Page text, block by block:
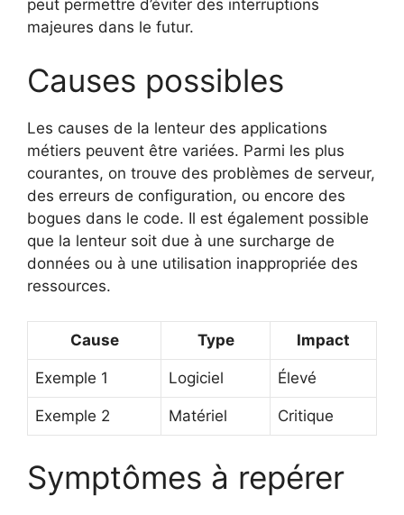
peut permettre d’éviter des interruptions
majeures dans le futur.
Causes possibles
Les causes de la lenteur des applications
métiers peuvent être variées. Parmi les plus
courantes, on trouve des problèmes de serveur,
des erreurs de configuration, ou encore des
bogues dans le code. Il est également possible
que la lenteur soit due à une surcharge de
données ou à une utilisation inappropriée des
ressources.
Cause Type Impact
Exemple 1 Logiciel Élevé
Exemple 2 Matériel Critique
Symptômes à repérer